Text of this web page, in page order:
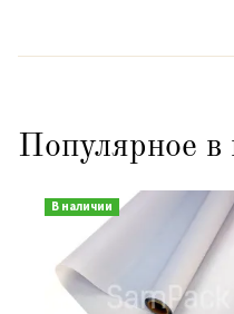
Популярное в
В наличии